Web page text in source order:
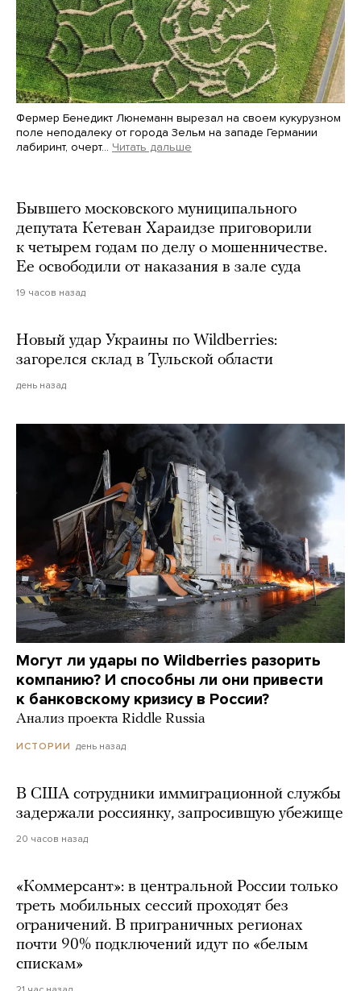
Фермер Бенедикт Люнеманн вырезал на своем кукурузном
поле неподалеку от города Зельм на западе Германии
лабиринт, очерт… Читать дальше
Бывшего московского муниципального
депутата Кетеван Хараидзе приговорили
к четырем годам по делу о мошенничестве.
Ее освободили от наказания в зале суда
19 часов назад
Новый удар Украины по Wildberries:
загорелся склад в Тульской области
день назад
Могут ли удары по Wildberries разорить
компанию? И способны ли они привести
к банковскому кризису в России?
Анализ проекта Riddle Russia
ИСТОРИИ день назад
В США сотрудники иммиграционной службы
задержали россиянку, запросившую убежище
20 часов назад
«Коммерсант»: в центральной России только
треть мобильных сессий проходят без
ограничений. В приграничных регионах
почти 90% подключений идут по «белым
спискам»